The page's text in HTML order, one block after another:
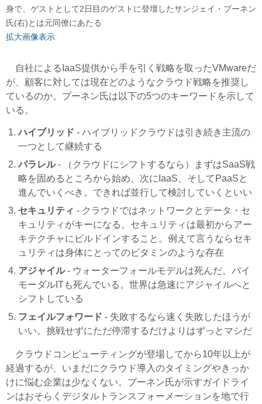
身で、ゲストとして2日目のゲストに登壇したサンジェイ・プーネン
氏(右)とは元同僚にあたる
拡大画像表示
自社によるIaaS提供から手を引く戦略を取ったVMwareだ
が、顧客に対しては現在どのようなクラウド戦略を推奨し
ているのか。プーネン氏は以下の5つのキーワードを示して
いる。
ハイブリッド - ハイブリッドクラウドは引き続き主流の
一つとして継続する
パラレル- （クラウドにシフトするなら）まずはSaaS戦
略を固めるところから始め、次にIaaS、そしてPaaSと
進んでいくべき。できれば並行して検討していくといい
セキュリティ - クラウドではネットワークとデータ・セ
キュリティがキーになる。セキュリティは最初からアー
キテクチャにビルドインすること。例えて言うならセキ
ュリティは身体にとってのビタミンのような存在
アジャイル- ウォーターフォールモデルは死んだ。バイ
モーダルITも死んでいる。世界は急速にアジャイルへと
シフトしている
フェイルフォワード - 失敗するなら速く失敗したほうが
いい。挑戦せずにただ停滞するだけよりはずっとマシだ
クラウドコンピューティングが登場してから10年以上が
経過するが、いまだにクラウド導入のタイミングやきっか
けに悩む企業は少なくない。プーネン氏が示すガイドライ
ンはおそらくデジタルトランスフォーメーションを地で行